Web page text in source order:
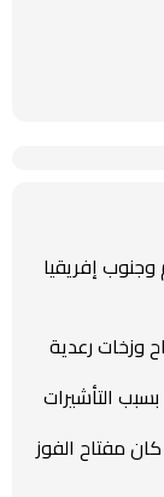
إفريقيا
رعدية
التأشيرات
مفتاح الفوز